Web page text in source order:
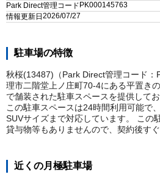
Park Direct管理コード PK000145763
情報更新日 2026/07/27
駐車場の特徴
秋桜(13487)（Park Direct管理コード：
理市二階堂上ノ庄町70-4にある平置き
で舗装された駐車スペースを提供して
この駐車スペースは24時間利用可能で
SUVサイズまで対応しています。 この
貸与物等もありませんので、契約後す
近くの月極駐車場